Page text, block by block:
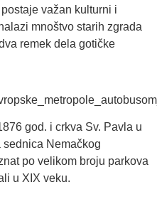
važan kulturni i
mnoštvo starih zgrada
remek dela gotičke
god. i crkva Sv. Pavla u
sednica Nemačkog
po velikom broju parkova
u XIX veku.